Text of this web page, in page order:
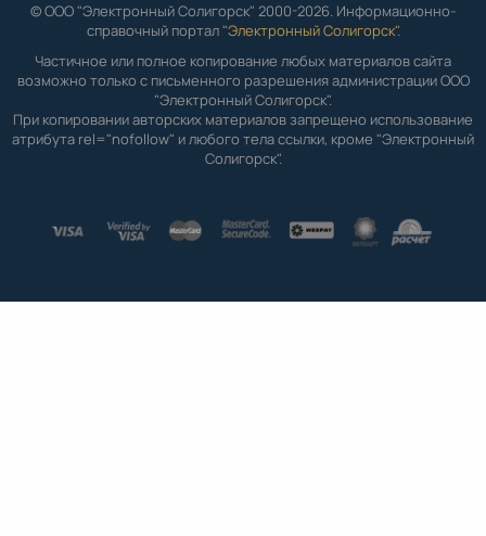
© ООО "Электронный Солигорск" 2000-2026. Информационно-
справочный портал "Электронный Солигорск".
Частичное или полное копирование любых материалов сайта
возможно только с письменного разрешения администрации ООО
"Электронный Солигорск".
При копировании авторских материалов запрещено использование
атрибута rel="nofollow" и любого тела ссылки, кроме "Электронный
Солигорск".